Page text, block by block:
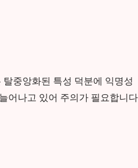
중앙화된 특성 덕분에 익명성
어나고 있어 주의가 필요합니